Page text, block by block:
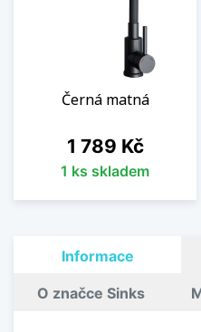
Černá matná
Cena
1 789 Kč
1 ks skladem
Informace
O značce Sinks